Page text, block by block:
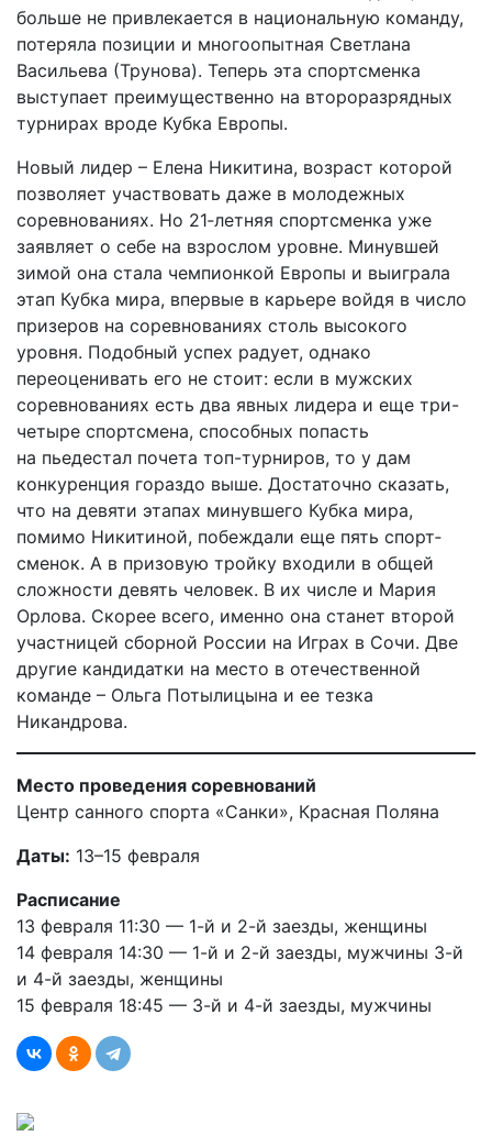
больше не привлекается в национальную команду,
потеряла позиции и многоопытная Светлана
Васильева (Трунова). Теперь эта спортсменка
выступает преимущественно на второразрядных
турнирах вроде Кубка Европы.
Новый лидер – Елена Никитина, возраст которой
позволяет участвовать даже в молодежных
соревнованиях. Но 21‑летняя спортсменка уже
заявляет о себе на взрослом уровне. Минувшей
зимой она стала чемпионкой Европы и выиграла
этап Кубка мира, впервые в карьере войдя в число
призеров на соревнованиях столь высокого
уровня. Подобный успех радует, однако
переоценивать его не стоит: если в мужских
соревнованиях есть два явных лидера и еще три-
четыре спортсмена, способных попасть
на пьедестал почета топ-турниров, то у дам
конкуренция гораздо выше. Достаточно сказать,
что на девяти этапах минувшего Кубка мира,
помимо Никитиной, побеждали еще пять спорт­
сменок. А в призовую тройку входили в общей
сложности девять человек. В их числе и Мария
Орлова. Скорее всего, именно она станет второй
участницей сборной России на Играх в Сочи. Две
другие кандидатки на место в отечест­венной
команде – Ольга Потылицына и ее тезка
Никандрова.
Место проведения соревнований
Центр санного спорта «Санки», Красная Поляна
Даты: 13–15 февраля
Расписание
13 февраля 11:30 — 1-й и 2-й заезды, женщины
14 февраля 14:30 — 1-й и 2-й заезды, мужчины 3-й
и 4-й заезды, женщины
15 февраля 18:45 — 3-й и 4-й заезды, мужчины